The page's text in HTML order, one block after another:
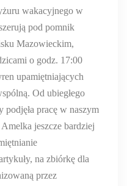
wakacyjnego w
pod pomnik
Mazowieckim,
o godz. 17:00
upamiętniających
Od ubiegłego
pracę w naszym
jeszcze bardziej
na zbiórkę dla
przez